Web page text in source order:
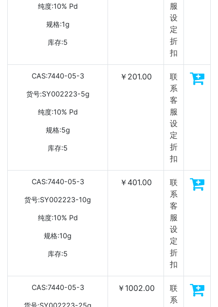
纯度:10% Pd
规格:1g
库存:5
服
设
定
折
扣
CAS:7440-05-3
货号:SY002223-5g
纯度:10% Pd
规格:5g
库存:5
￥201.00
联
系
客
服
设
定
折
扣
CAS:7440-05-3
货号:SY002223-10g
纯度:10% Pd
规格:10g
库存:5
￥401.00
联
系
客
服
设
定
折
扣
CAS:7440-05-3
货号:SY002223-25g
￥1002.00
联
系